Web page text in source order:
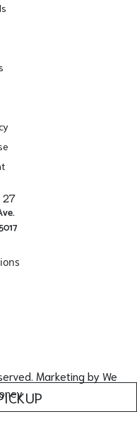
27
Marketing byWe